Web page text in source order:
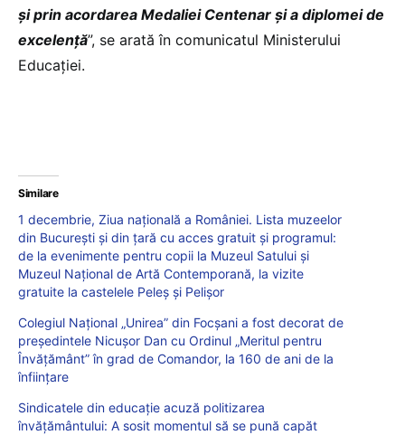
și prin acordarea Medaliei Centenar și a diplomei de
excelență”, se arată în comunicatul Ministerului
Educației.
Similare
1 decembrie, Ziua națională a României. Lista muzeelor
din București și din țară cu acces gratuit și programul:
de la evenimente pentru copii la Muzeul Satului și
Muzeul Național de Artă Contemporană, la vizite
gratuite la castelele Peleș și Pelișor
Colegiul Național „Unirea” din Focșani a fost decorat de
președintele Nicușor Dan cu Ordinul „Meritul pentru
Învățământ” în grad de Comandor, la 160 de ani de la
înființare
Sindicatele din educație acuză politizarea
învățământului: A sosit momentul să se pună capăt